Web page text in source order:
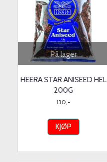
På lager
HEERA STAR ANISEED HEL
200G
130,-
KJØP